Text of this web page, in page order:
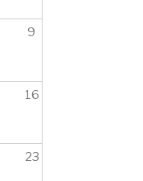
9
16
23